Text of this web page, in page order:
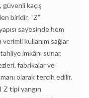
güvenli kaçış
biridir. “Z”
sayesinde hem
verimli kullanım sağlar
tahliye imkânı sunar.
fabrikalar ve
olarak tercih edilir.
tipi yangın